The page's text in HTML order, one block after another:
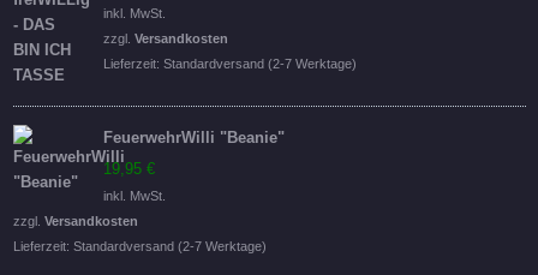
Preis
war:
16,95 €
ist:
14,95 €.
inkl. MwSt.
zzgl. Versandkosten
Lieferzeit: Standardversand (2-7 Werktage)
FeuerwehrWilli "Beanie"
19,95 €
inkl. MwSt.
zzgl. Versandkosten
Lieferzeit: Standardversand (2-7 Werktage)